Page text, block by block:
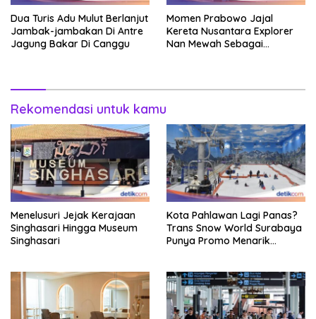
Dua Turis Adu Mulut Berlanjut
Jambak-jambakan Di Antre
Jagung Bakar Di Canggu
Momen Prabowo Jajal
Kereta Nusantara Explorer
Nan Mewah Sebagai
Rekomendasi untuk kamu
Menelusuri Jejak Kerajaan
Singhasari Hingga Museum
Singhasari
Kota Pahlawan Lagi Panas?
Trans Snow World Surabaya
Punya Promo Menarik